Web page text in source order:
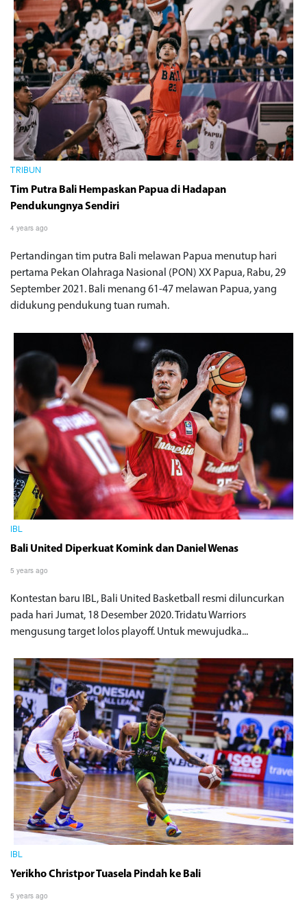
TRIBUN
Tim Putra Bali Hempaskan Papua di Hadapan
Pendukungnya Sendiri
4 years ago
Pertandingan tim putra Bali melawan Papua menutup hari
pertama Pekan Olahraga Nasional (PON) XX Papua, Rabu, 29
September 2021. Bali menang 61-47 melawan Papua, yang
didukung pendukung tuan rumah.
IBL
Bali United Diperkuat Komink dan Daniel Wenas
5 years ago
Kontestan baru IBL, Bali United Basketball resmi diluncurkan
pada hari Jumat, 18 Desember 2020. Tridatu Warriors
mengusung target lolos playoff. Untuk mewujudka...
IBL
Yerikho Christpor Tuasela Pindah ke Bali
5 years ago